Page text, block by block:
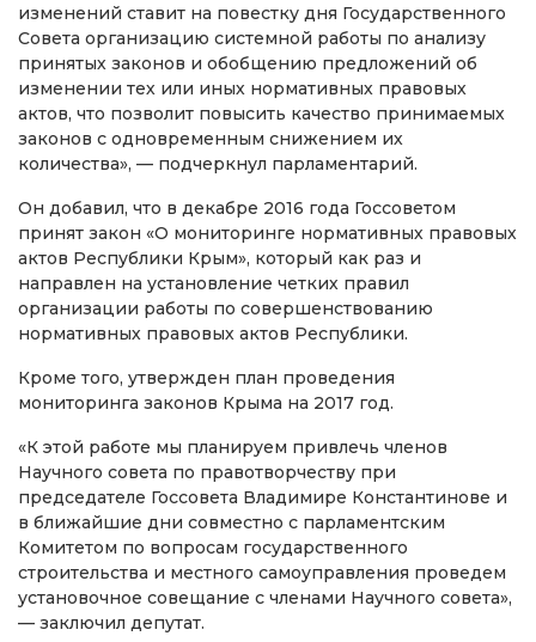
изменений ставит на повестку дня Государственного
Совета организацию системной работы по анализу
принятых законов и обобщению предложений об
изменении тех или иных нормативных правовых
актов, что позволит повысить качество принимаемых
законов с одновременным снижением их
количества», — подчеркнул парламентарий.
Он добавил, что в декабре 2016 года Госсоветом
принят закон «О мониторинге нормативных правовых
актов Республики Крым», который как раз и
направлен на установление четких правил
организации работы по совершенствованию
нормативных правовых актов Республики.
Кроме того, утвержден план проведения
мониторинга законов Крыма на 2017 год.
«К этой работе мы планируем привлечь членов
Научного совета по правотворчеству при
председателе Госсовета Владимире Константинове и
в ближайшие дни совместно с парламентским
Комитетом по вопросам государственного
строительства и местного самоуправления проведем
установочное совещание с членами Научного совета»,
— заключил депутат.